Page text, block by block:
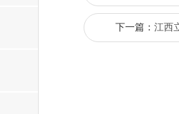
下一篇： 江西